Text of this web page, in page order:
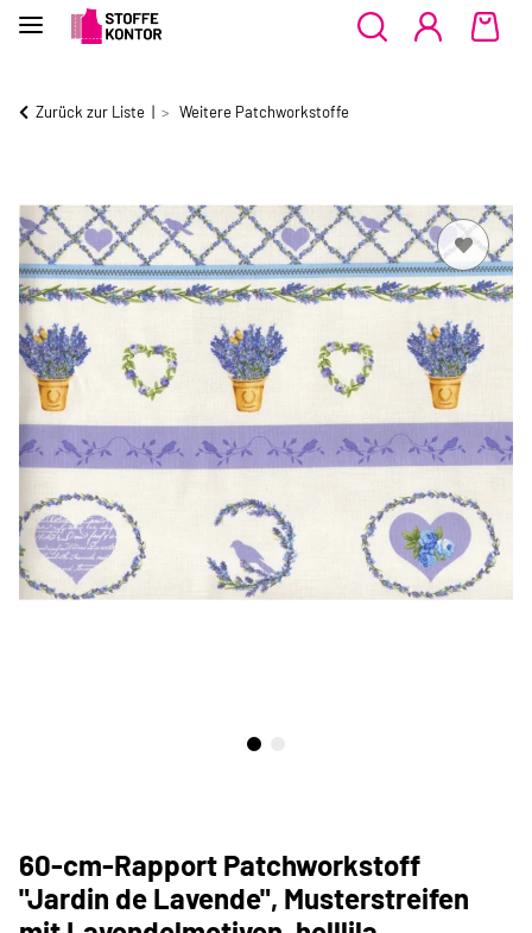
Zurück zur Liste Weitere Patchworkstoffe
60-cm-Rapport Patchworkstoff
"Jardin de Lavende", Musterstreifen